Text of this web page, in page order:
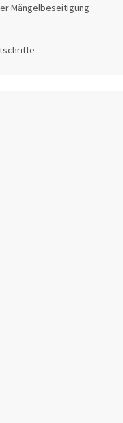
Mängelbeseitigung